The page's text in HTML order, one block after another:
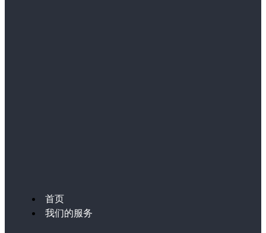
首页
我们的服务